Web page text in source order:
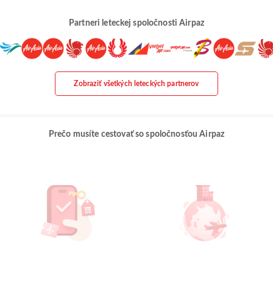
Partneri leteckej spoločnosti Airpaz
Zobraziť všetkých leteckých partnerov
Prečo musíte cestovať so spoločnosťou Airpaz